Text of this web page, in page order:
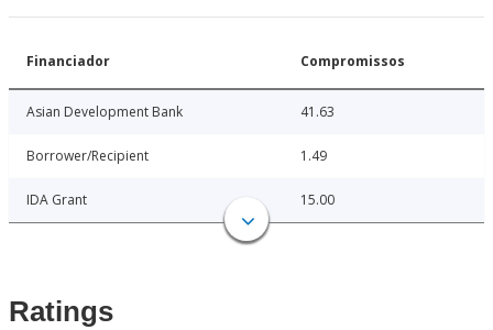
Financiador Compromissos
Asian Development Bank 41.63
Borrower/Recipient 1.49
IDA Grant 15.00
Ratings